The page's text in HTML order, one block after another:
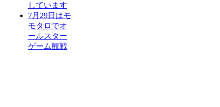
しています
7月29日はモ
モタロでオ
ールスター
ゲーム観戦